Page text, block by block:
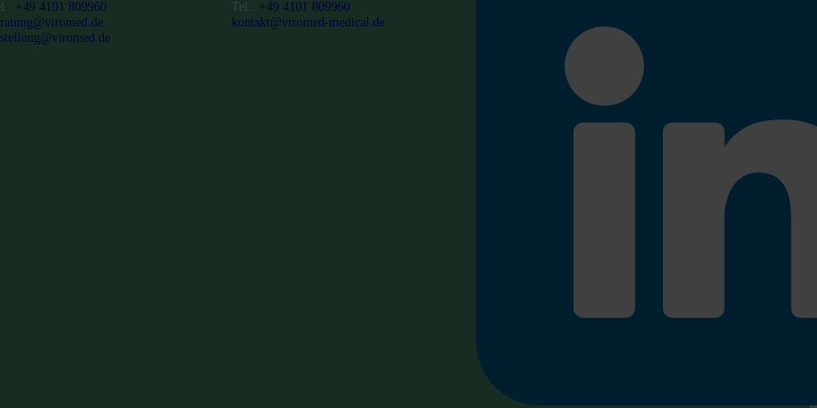
+49 4101 809960
Tel.: +49 4101 809960
kontakt@viromed-medical.de